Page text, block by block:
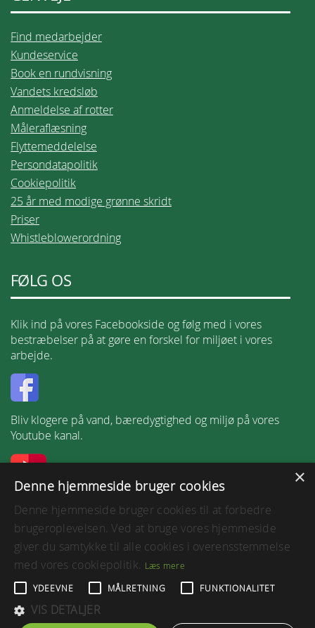
Find medarbejder
Kundeservice
Book en rundvisning
Vandets kredsløb
Anmeldelse af rotter
Måleraflæsning
Flyttemeddelelse
Persondatapolitik
Cookiepolitik
25 år med modige grønne skridt
Priser
Whistleblowerordning
FØLG OS
Klik ind på vores Facebookside og følg med i vores
bestræbelser på at gøre en forskel for miljøet i vores
arbejde.
Bliv klogere på vand, bæredygtighed og miljø på vores
Youtube kanal.
Vejledning til at få læst hjemmesiden op
×
Denne hjemmeside bruger cookies
Denne hjemmeside bruger cookies til at forbedre
brugeroplevelsen. Ved at bruge vores hjemmeside
giver du samtykke til alle cookies i overensstemmelse
med vores cookiepolitik. Læs mere
YDEEVNE
MÅLRETNING FUNKTIONALITET
VIS DETALJER